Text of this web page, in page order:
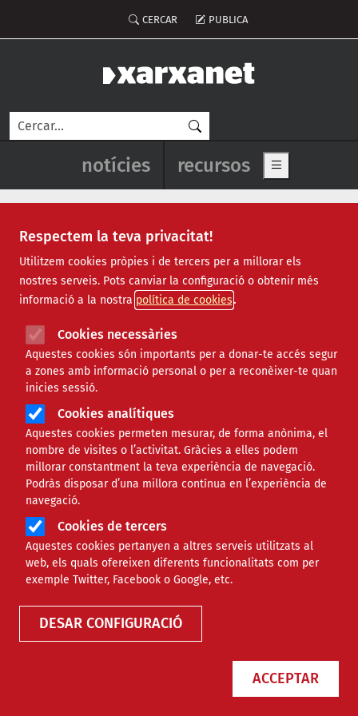
Respectem la teva privacitat!
Utilitzem cookies pròpies i de tercers per a millorar els
nostres serveis. Pots canviar la configuració o obtenir més
informació a la nostra política de cookies
Cookies necessàries
Aquestes cookies són importants per a donar-te accés segur
a zones amb informació personal o per a reconèixer-te quan
inicies sessió.
Cookies analítiques
Aquestes cookies permeten mesurar, de forma anònima, el
nombre de visites o l’activitat. Gràcies a elles podem
millorar constantment la teva experiència de navegació.
Podràs disposar d’una millora contínua en l’experiència de
navegació.
Cookies de tercers
Aquestes cookies pertanyen a altres serveis utilitzats al
web, els quals ofereixen diferents funcionalitats com per
exemple Twitter, Facebook o Google, etc.
DESAR CONFIGURACIÓ
ACCEPTAR
Menú del compte d'usuari
CERCAR PUBLICA
Cerca
Navegació principal de
notícies recursos Show main
guerra
El paper d’Europa en temps de
guerra i incertesa, a debat a
l’Escola d’Estiu de l’ACPAU